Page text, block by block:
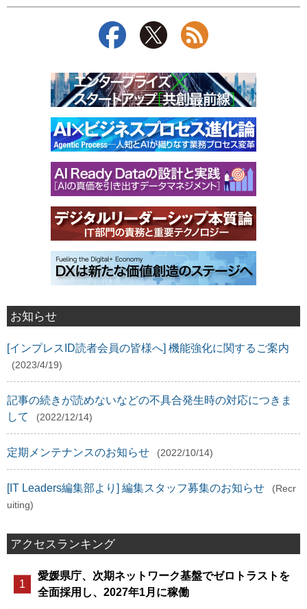
お知らせ
[インプレスID読者会員の皆様へ] 機能強化に関するご案内
(2023/4/19)
記事の続きが読めないなどの不具合発生時の対応につきま
して
(2022/12/14)
定期メンテナンスのお知らせ (2022/10/14)
[IT Leaders編集部より] 編集スタッフ募集のお知らせ
(Recr
uiting)
アクセスランキング
愛媛県庁、次期ネットワーク基盤でゼロトラストを
全面採用し、2027年1月に稼働